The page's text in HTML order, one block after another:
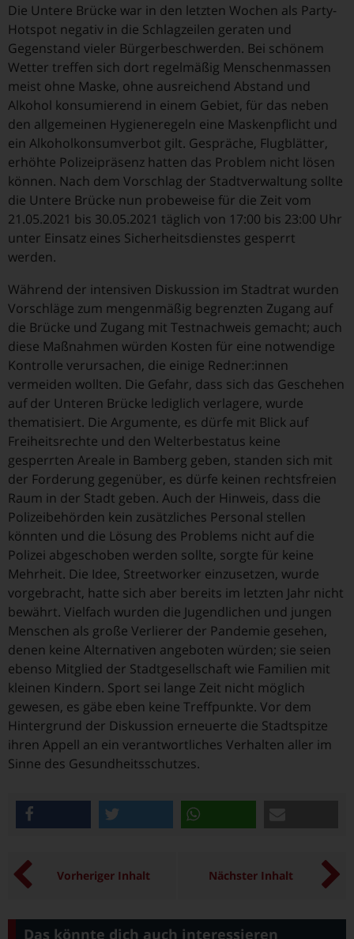
Die Untere Brücke war in den letzten Wochen als Party-
Hotspot negativ in die Schlagzeilen geraten und
Gegenstand vieler Bürgerbeschwerden. Bei schönem
Wetter treffen sich dort regelmäßig Menschenmassen
meist ohne Maske, ohne ausreichend Abstand und
Alkohol konsumierend in einem Gebiet, für das neben
den allgemeinen Hygieneregeln eine Maskenpflicht und
ein Alkoholkonsumverbot gilt. Gespräche, Flugblätter,
erhöhte Polizeipräsenz hatten das Problem nicht lösen
können. Nach dem Vorschlag der Stadtverwaltung sollte
die Untere Brücke nun probeweise für die Zeit vom
21.05.2021 bis 30.05.2021 täglich von 17:00 bis 23:00 Uhr
unter Einsatz eines Sicherheitsdienstes gesperrt
werden.
Während der intensiven Diskussion im Stadtrat wurden
Vorschläge zum mengenmäßig begrenzten Zugang auf
die Brücke und Zugang mit Testnachweis gemacht; auch
diese Maßnahmen würden Kosten für eine notwendige
Kontrolle verursachen, die einige Redner:innen
vermeiden wollten. Die Gefahr, dass sich das Geschehen
auf der Unteren Brücke lediglich verlagere, wurde
thematisiert. Die Argumente, es dürfe mit Blick auf
Freiheitsrechte und den Welterbestatus keine
gesperrten Areale in Bamberg geben, standen sich mit
der Forderung gegenüber, es dürfe keinen rechtsfreien
Raum in der Stadt geben. Auch der Hinweis, dass die
Polizeibehörden kein zusätzliches Personal stellen
könnten und die Lösung des Problems nicht auf die
Polizei abgeschoben werden sollte, sorgte für keine
Mehrheit. Die Idee, Streetworker einzusetzen, wurde
vorgebracht, hatte sich aber bereits im letzten Jahr nicht
bewährt. Vielfach wurden die Jugendlichen und jungen
Menschen als große Verlierer der Pandemie gesehen,
denen keine Alternativen angeboten würden; sie seien
ebenso Mitglied der Stadtgesellschaft wie Familien mit
kleinen Kindern. Sport sei lange Zeit nicht möglich
gewesen, es gäbe eben keine Treffpunkte. Vor dem
Hintergrund der Diskussion erneuerte die Stadtspitze
ihren Appell an ein verantwortliches Verhalten aller im
Sinne des Gesundheitsschutzes.
Vorheriger Inhalt Nächster Inhalt
Das könnte dich auch interessieren